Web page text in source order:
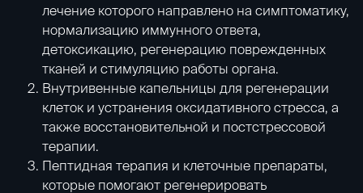
лечение которого направлено на симптоматику,
нормализацию иммунного ответа,
детоксикацию, регенерацию поврежденных
тканей и стимуляцию работы органа.
Внутривенные капельницы для регенерации
клеток и устранения оксидативного стресса, а
также восстановительной и постстрессовой
терапии.
Пептидная терапия и клеточные препараты,
которые помогают регенерировать